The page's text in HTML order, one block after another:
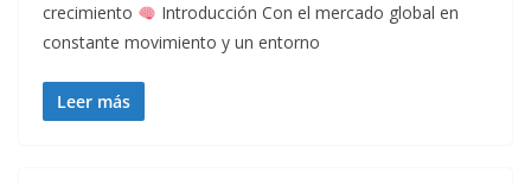
crecimiento
Introducción Con el mercado global en
constante movimiento y un entorno
Leer más